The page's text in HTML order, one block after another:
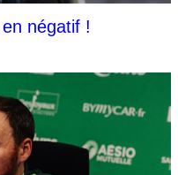
négatif !